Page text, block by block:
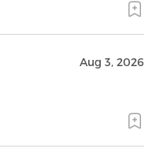
Aug 3, 2026